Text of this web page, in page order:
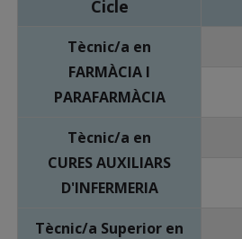
Cicle
Tècnic/a en
FARMÀCIA I
PARAFARMÀCIA
Tècnic/a en
CURES AUXILIARS
D'INFERMERIA
Tècnic/a Superior en